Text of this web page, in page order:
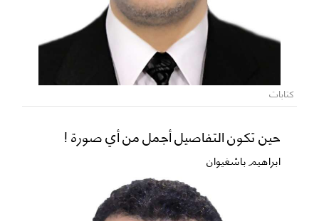
كتابات
حين تكون التفاصيل أجمل من أي صورة !
ابراهيم باشغيوان